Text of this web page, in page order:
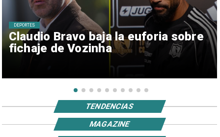
Claudio Bravo baja la euforia sobre
fichaje de Vozinha
DEPORTES
TENDENCIAS
MAGAZINE